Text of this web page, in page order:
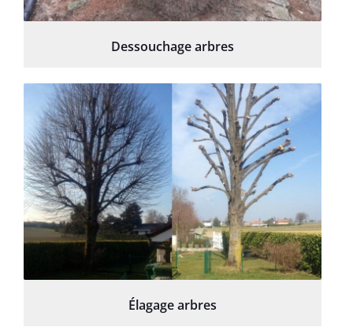
Dessouchage arbres
Élagage arbres